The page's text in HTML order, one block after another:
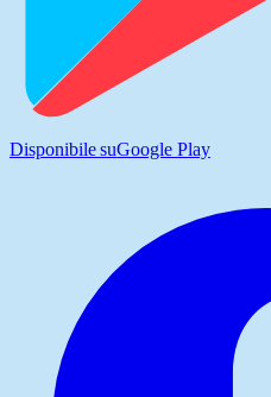
Disponibile suGoogle Play